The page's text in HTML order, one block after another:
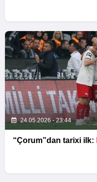
24.05.2026 - 23:44
“Çorum”dan tarixi ilk: